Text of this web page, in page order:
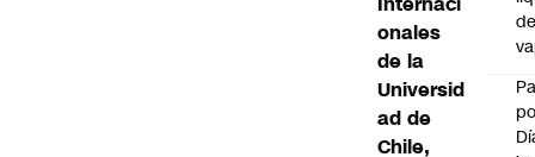
onales
de la
Universid
ad de
Chile,
de